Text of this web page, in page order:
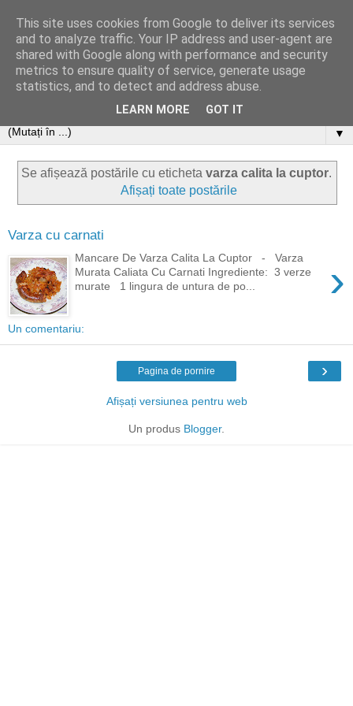
▼
Se afișează postările cu eticheta varza calita la cuptor.
Afișați toate postările
Varza cu carnati
›
Mancare De Varza Calita La Cuptor - Varza
Murata Caliata Cu Carnati Ingrediente: 3 verze
murate 1 lingura de untura de po...
Un comentariu:
›
Pagina de pornire
Afișați versiunea pentru web
Un produs Blogger.
This site uses cookies from Google to deliver its services
and to analyze traffic. Your IP address and user-agent are
shared with Google along with performance and security
metrics to ensure quality of service, generate usage
statistics, and to detect and address abuse.
LEARN MORE GOT IT